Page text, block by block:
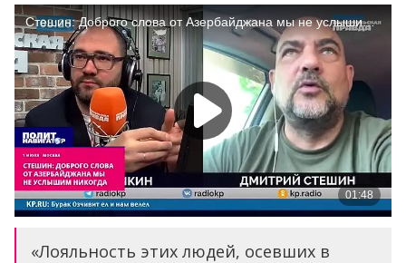
«Лояльность этих людей, осевших в